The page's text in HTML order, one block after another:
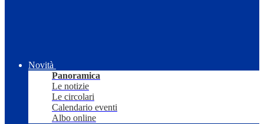
Novità
Panoramica
Le notizie
Le circolari
Calendario eventi
Albo online